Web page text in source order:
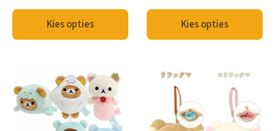
Kies opties Kies opties